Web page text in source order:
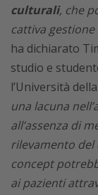
culturali, che
cattiva
ha dichiarato
studio e
l’Università
una lacuna
all’assenza di
rilevamento
concept
ai pazienti